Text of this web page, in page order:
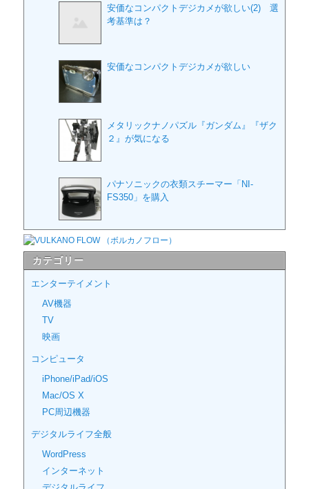
安価なコンパクトデジカメが欲しい(2) 選
考基準は？
安価なコンパクトデジカメが欲しい
メタリックナノパズル『ガンダム』『ザク
２』が気になる
パナソニックの衣類スチーマー「NI-
FS350」を購入
カテゴリー
エンターテイメント
AV機器
TV
映画
コンピュータ
iPhone/iPad/iOS
Mac/OS X
PC周辺機器
デジタルライフ全般
WordPress
インターネット